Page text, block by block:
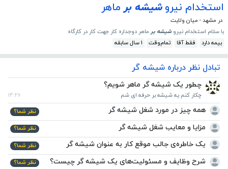
استخدام نیروشیشه برماهر
در مشهد - میان ولایت
با سلام استخدام‌ نیروشیشه بر ماهر دوجداره کار جهت کار در کارگاه
بیمه دارد
فقط آقا تمام‌وقت 1 سال سابقه
تبادل نظر درباره شیشه گر
چطور یک شیشه گر ماهر شویم؟
چکار کنم یه شیشه بر حرفه ای شم 14:26
همه چیز در مورد شغل شیشه گر نظر شما؟
مزایا و معایب شغل شیشه گر نظر شما؟
یک خاطره‌ی جالب موقع کار به عنوان شیشه گر نظر شما؟
شرح وظایف و مسئولیت‌های یک شیشه گر چیست؟ نظر شما؟